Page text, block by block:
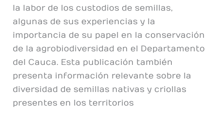
la labor de los custodios de semillas,
algunas de sus experiencias y la
importancia de su papel en la conservación
de la agrobiodiversidad en el Departamento
del Cauca. Esta publicación también
presenta información relevante sobre la
diversidad de semillas nativas y criollas
presentes en los territorios